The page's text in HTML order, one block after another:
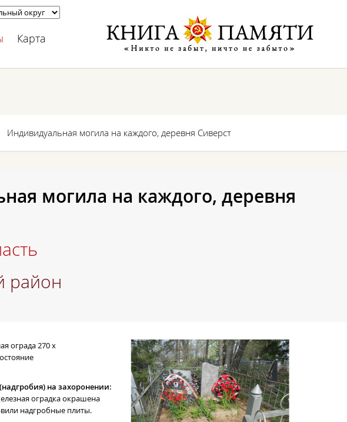
Карта
Индивидуальная могила на каждого, деревня Сиверст
могила на каждого, деревня
район
ограда 270 х
на захоронении:
оградка окрашена
надгробные плиты.